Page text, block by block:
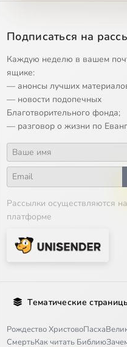
Подписаться на
Каждую неделю в вашем
ящике:
— анонсы лучших
— новости подопечных
Благотворительного фонда;
— разговор о жизни по
Рассылки осуществляются на
платформе
Тематические
Рождество ХристовоПасха
СмертьКак читать Библию